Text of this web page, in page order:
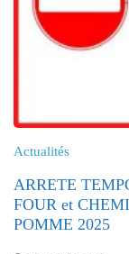
Actualités
ARRETE
FOUR et
POMME 2025